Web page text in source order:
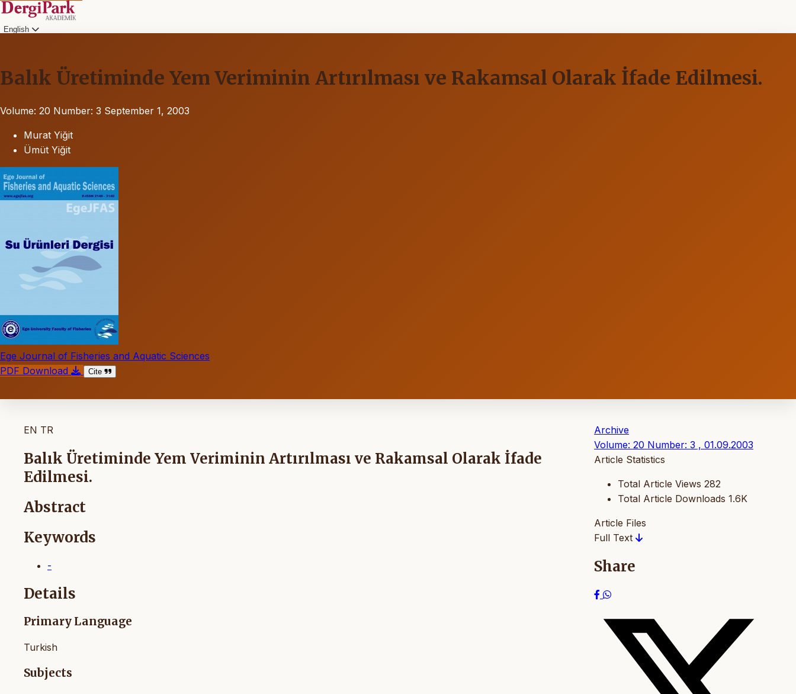
English
Balık Üretiminde Yem Veriminin Artırılması ve Rakamsal Olarak İfade Edilmesi.
Volume: 20 Number: 3 September 1, 2003
Murat Yiğit
Ümüt Yiğit
Ege Journal of Fisheries and Aquatic Sciences
PDF Download
Cite
EN TR
Balık Üretiminde Yem Veriminin Artırılması ve Rakamsal Olarak İfade
Edilmesi.
Abstract
Keywords
-
Details
Primary Language
Turkish
Subjects
Archive
Volume: 20 Number: 3 , 01.09.2003
Article Statistics
Total Article Views 282
Total Article Downloads 1.6K
Article Files
Full Text
Share